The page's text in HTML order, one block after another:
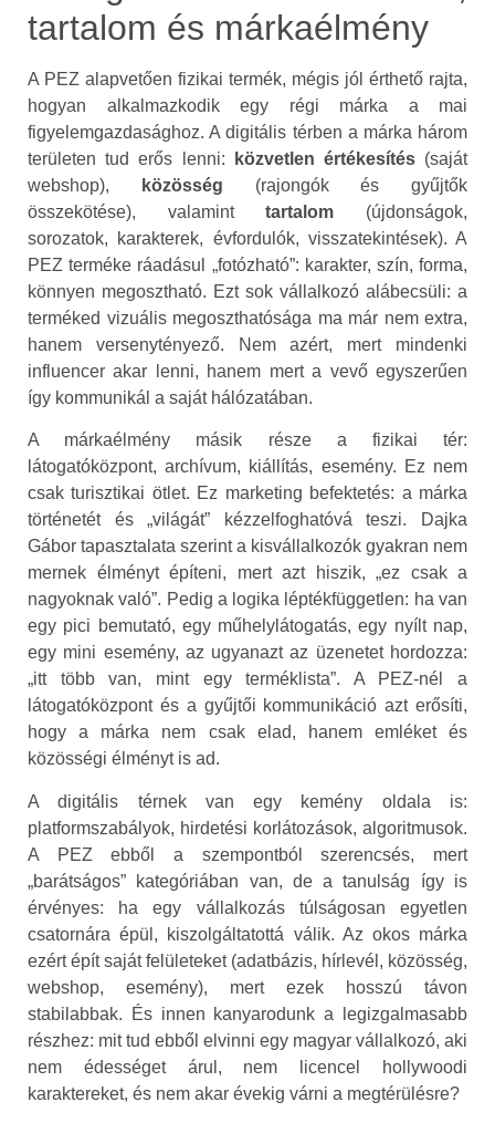
tartalom és márkaélmény
A PEZ alapvetően fizikai termék, mégis jól érthető rajta,
hogyan alkalmazkodik egy régi márka a mai
figyelemgazdasághoz. A digitális térben a márka három
területen tud erős lenni:
közvetlen értékesítés(saját
webshop),
közösség (rajongók és gyűjtők
összekötése), valaminttartalom (újdonságok,
sorozatok, karakterek, évfordulók, visszatekintések). A
PEZ terméke ráadásul „fotózható”: karakter, szín, forma,
könnyen megosztható. Ezt sok vállalkozó alábecsüli: a
terméked vizuális megoszthatósága ma már nem extra,
hanem versenytényező. Nem azért, mert mindenki
influencer akar lenni, hanem mert a vevő egyszerűen
így kommunikál a saját hálózatában.
A márkaélmény másik része a fizikai tér:
látogatóközpont, archívum, kiállítás, esemény. Ez nem
csak turisztikai ötlet. Ez marketing befektetés: a márka
történetét és „világát” kézzelfoghatóvá teszi. Dajka
Gábor tapasztalata szerint a kisvállalkozók gyakran nem
mernek élményt építeni, mert azt hiszik, „ez csak a
nagyoknak való”. Pedig a logika léptékfüggetlen: ha van
egy pici bemutató, egy műhelylátogatás, egy nyílt nap,
egy mini esemény, az ugyanazt az üzenetet hordozza:
„itt több van, mint egy terméklista”. A PEZ-nél a
látogatóközpont és a gyűjtői kommunikáció azt erősíti,
hogy a márka nem csak elad, hanem emléket és
közösségi élményt is ad.
A digitális térnek van egy kemény oldala is:
platformszabályok, hirdetési korlátozások, algoritmusok.
A PEZ ebből a szempontból szerencsés, mert
„barátságos” kategóriában van, de a tanulság így is
érvényes: ha egy vállalkozás túlságosan egyetlen
csatornára épül, kiszolgáltatottá válik. Az okos márka
ezért épít saját felületeket (adatbázis, hírlevél, közösség,
webshop, esemény), mert ezek hosszú távon
stabilabbak. És innen kanyarodunk a legizgalmasabb
részhez: mit tud ebből elvinni egy magyar vállalkozó, aki
nem édességet árul, nem licencel hollywoodi
karaktereket, és nem akar évekig várni a megtérülésre?